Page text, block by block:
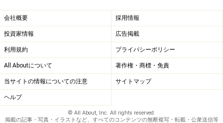
会社概要 採用情報
投資家情報 広告掲載
利用規約 プライバシーポリシー
All Aboutについて 著作権・商標・免責
当サイトの情報についての注意 サイトマップ
ヘルプ
© All About, Inc. All rights reserved.
掲載の記事・写真・イラストなど、すべてのコンテンツの無断複写・転載・公衆送信等